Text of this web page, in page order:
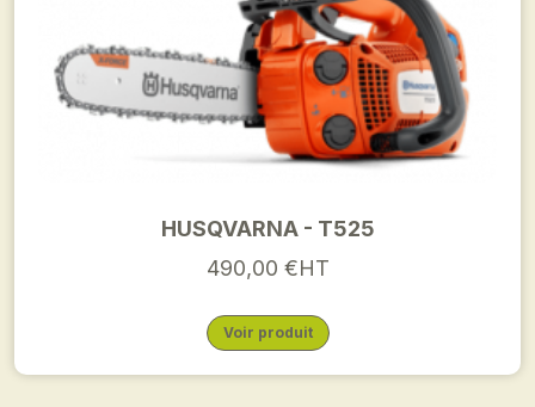
HUSQVARNA - T525
490,00 €HT
Voir produit